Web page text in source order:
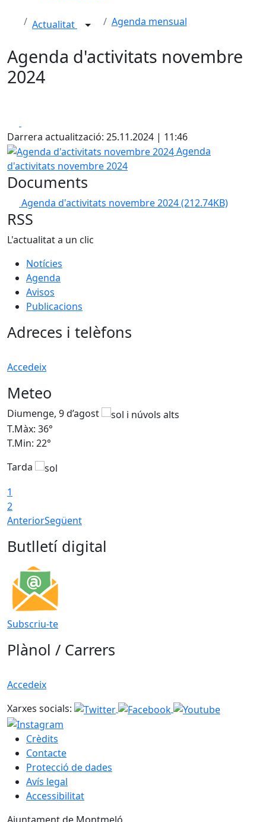
Actualitat Agenda mensual
Agenda d'activitats novembre
2024
Darrera actualització: 25.11.2024 | 11:46
Agenda d'activitats novembre 2024
Agenda
d'activitats novembre 2024
Documents
Agenda d'activitats novembre 2024(212.74KB)
RSS
L'actualitat a un clic
Notícies
Agenda
Avisos
Publicacions
Adreces i telèfons
Accedeix
Meteo
Diumenge, 9 d’agost
T.Màx: 36°
T.Min: 22°
Tarda
1
2
AnteriorSegüent
Butlletí digital
Subscriu-te
Plànol / Carrers
Accedeix
Xarxes socials:
Crèdits
Contacte
Protecció de dades
Avís legal
Accessibilitat